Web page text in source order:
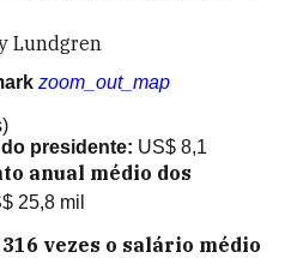
Lundgren
zoom_out_map
presidente: US$ 8,1
anual médio dos
25,8 mil
316 vezes o salário médio